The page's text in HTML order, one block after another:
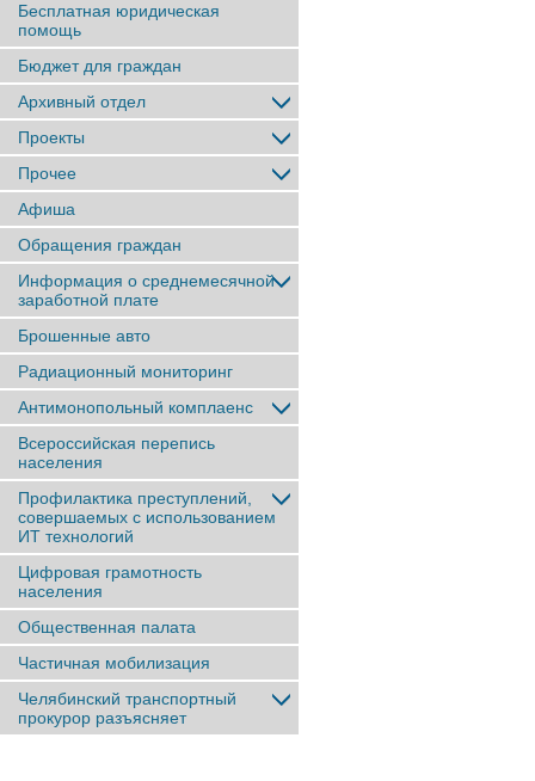
Бесплатная юридическая
помощь
Бюджет для граждан
Архивный отдел
Проекты
Прочее
Афиша
Обращения граждан
Информация о среднемесячной
заработной плате
Брошенные авто
Радиационный мониторинг
Антимонопольный комплаенс
Всероссийская перепись
населения
Профилактика преступлений,
совершаемых с использованием
ИТ технологий
Цифровая грамотность
населения
Общественная палата
Частичная мобилизация
Челябинский транспортный
прокурор разъясняет